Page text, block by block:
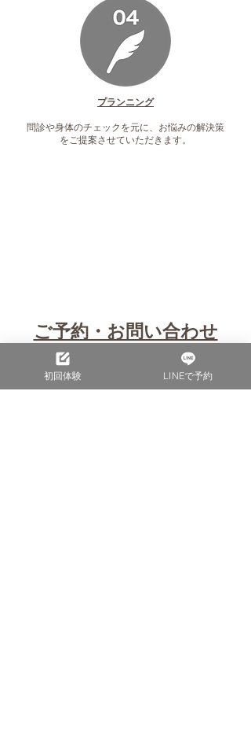
プランニング
問診や身体のチェックを元に、お悩みの解決策
をご提案させていただきます。
ご予約・お問い合わせ
初回体験 LINEで予約